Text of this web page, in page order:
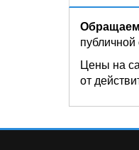
Цены на
от